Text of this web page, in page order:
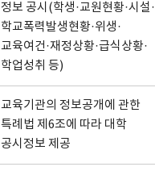
정보 공시(학생·교원현황·시설·
학교폭력발생현황·위생·
교육여건·재정상황·급식상황·
학업성취 등)
교육기관의 정보공개에 관한
특례법 제6조에 따라 대학
공시정보 제공